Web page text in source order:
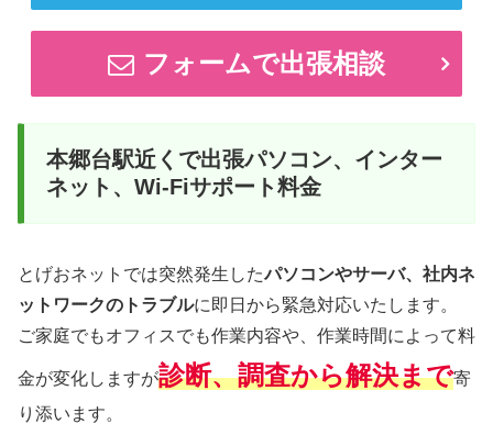
フォームで出張相談
本郷台駅近くで出張パソコン、インター
ネット、Wi-Fiサポート料金
とげおネットでは突然発生したパソコンやサーバ、社内ネ
ットワークのトラブルに即日から緊急対応いたします。
ご家庭でもオフィスでも作業内容や、作業時間によって料
金が変化しますが診断、調査から解決まで寄
り添います。